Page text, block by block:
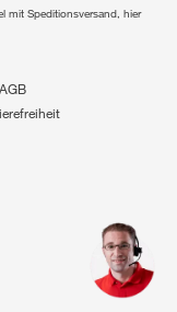
mit Speditionsversand, hier
AGB